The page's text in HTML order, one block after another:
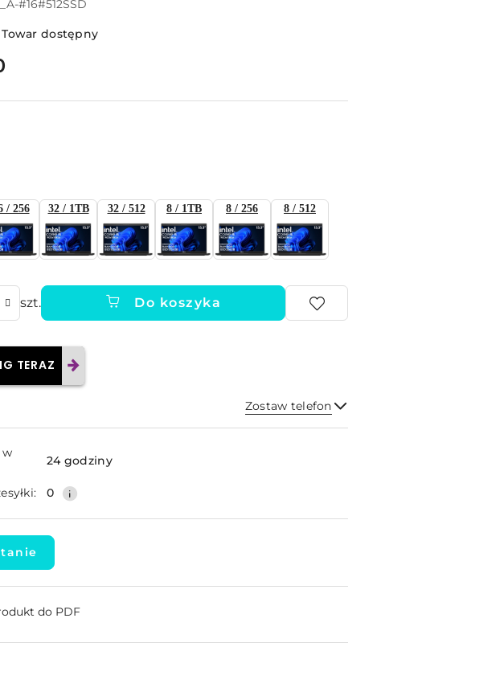
#16#512SSD
Towar dostępny
/ 256 32 / 1TB 32 / 512 8 / 1TB 8 / 256 8 / 512
szt. Do koszyka
TERAZ
Zostaw telefon
Wyślij
w
24 godziny
0
do PDF